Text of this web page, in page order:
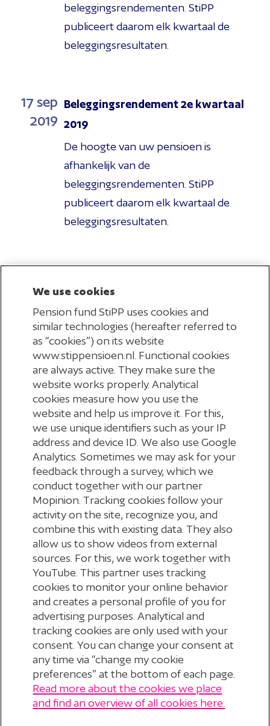
beleggingsrendementen. StiPP
publiceert daarom elk kwartaal de
beleggingsresultaten.
17 sep
2019
Beleggingsrendement 2e kwartaal
2019
De hoogte van uw pensioen is
afhankelijk van de
beleggingsrendementen. StiPP
publiceert daarom elk kwartaal de
beleggingsresultaten.
2019
Vanaf maandag 9 september kunt u
chatten met StiPP. Op werkdagen van
9.00 tot 17.00 uur is er een
chatmedewerker beschikbaar.
Vorige 1 2 3 4
8 9 10 11 12 13 14 15 16
Volgende
© 2026 Stichting Pensioenfonds voor
We use cookies
Pension fund StiPP uses cookies and
similar technologies (hereafter referred to
as “cookies”) on its website
www.stippensioen.nl. Functional cookies
are always active. They make sure the
website works properly. Analytical
cookies measure how you use the
website and help us improve it. For this,
we use unique identifiers such as your IP
address and device ID. We also use Google
Analytics. Sometimes we may ask for your
feedback through a survey, which we
conduct together with our partner
Mopinion. Tracking cookies follow your
activity on the site, recognize you, and
combine this with existing data. They also
allow us to show videos from external
sources. For this, we work together with
YouTube. This partner uses tracking
cookies to monitor your online behavior
and creates a personal profile of you for
advertising purposes. Analytical and
tracking cookies are only used with your
consent. You can change your consent at
any time via “change my cookie
preferences” at the bottom of each page.
Read more about the cookies we place
and find an overview of all cookies here.